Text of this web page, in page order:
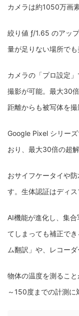
カメラは約1050万画
絞り値 ƒ/1.65 のアッ
量が足りない場所でも
カメラの「プロ設定
撮影が可能。最大30
距離からも被写体を撮
Google Pixel シリー
おり、最大30倍の超
おサイフケータイや
す。生体認証はディス
AI機能が進化し、集
てしまっても補正で
ム翻訳」や、レコー
物体の温度を測るこ
～150度までの計測に